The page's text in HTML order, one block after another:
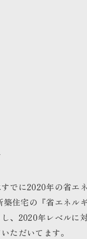
でに2020年の省エ
住宅の『省エネル
、2020年レベルに
ただいてます。